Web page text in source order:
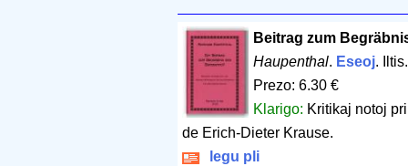
Beitrag zum
Haupenthal. Eseoj.
Prezo: 6.30 €
Klarigo: Kritikaj notoj
de Erich-Dieter Krause.
legu pli